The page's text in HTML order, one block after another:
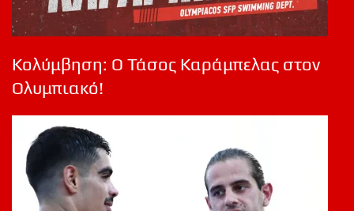
Κολύμβηση: Ο Τάσος Καράμπελας στον
Ολυμπιακό!